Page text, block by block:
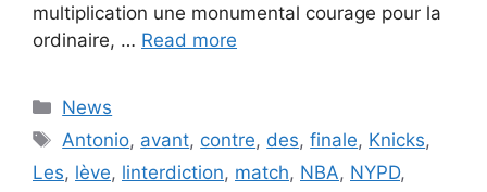
multiplication une monumental courage pour la
ordinaire, … Read more
Categories
News
Tags
Antonio, avant, contre, des,finale, Knicks,
Les, lève, linterdiction, match, NBA, NYPD,